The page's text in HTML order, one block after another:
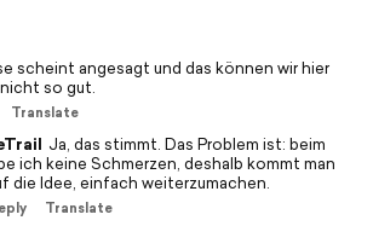
scheint angesagt und das können wir hier
so gut.
Translate
Ja, das stimmt. Das Problem ist: beim
ich keine Schmerzen, deshalb kommt man
die Idee, einfach weiterzumachen.
Translate